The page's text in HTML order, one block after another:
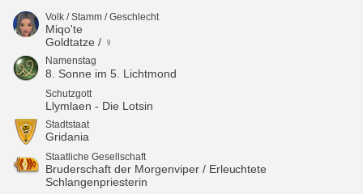
Volk / Stamm / Geschlecht
Miqo'te
Goldtatze / ♀
Namenstag
8. Sonne im 5. Lichtmond
Schutzgott
Llymlaen - Die Lotsin
Stadtstaat
Gridania
Staatliche Gesellschaft
Bruderschaft der Morgenviper / Erleuchtete
Schlangenpriesterin